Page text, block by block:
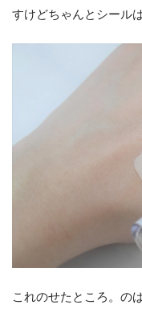
すけどちゃんとシール
これのせたところ。の